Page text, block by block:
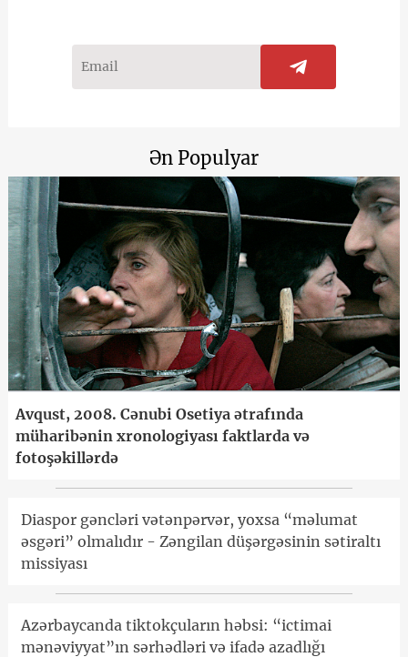
Ən Populyar
Avqust, 2008. Cənubi Osetiya ətrafında
müharibənin xronologiyası faktlarda və
fotoşəkillərdə
Diaspor gəncləri vətənpərvər, yoxsa “məlumat
əsgəri” olmalıdır - Zəngilan düşərgəsinin sətiraltı
missiyası
Azərbaycanda tiktokçuların həbsi: “ictimai
mənəviyyat”ın sərhədləri və ifadə azadlığı